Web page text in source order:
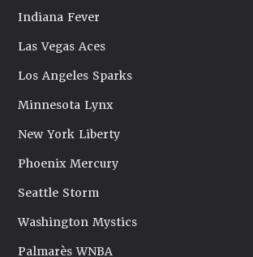
Indiana Fever
Las Vegas Aces
Los Angeles Sparks
Minnesota Lynx
New York Liberty
Phoenix Mercury
Seattle Storm
Washington Mystics
Palmarès WNBA